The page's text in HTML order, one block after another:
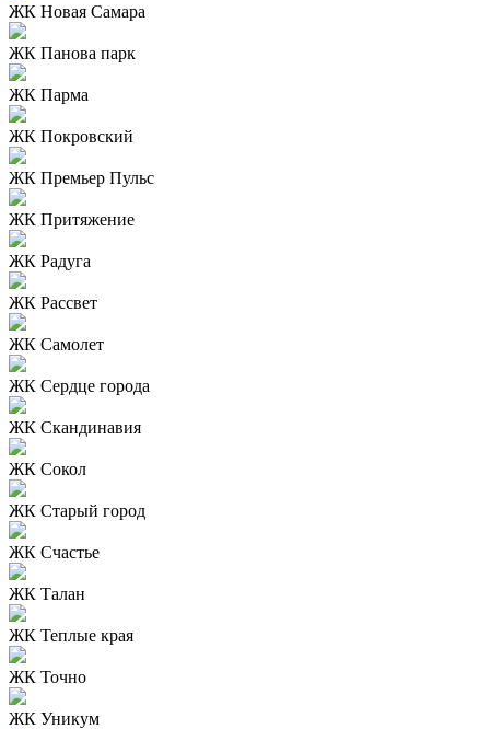
ЖК Новая Самара
ЖК Панова парк
ЖК Парма
ЖК Покровский
ЖК Премьер Пульс
ЖК Притяжение
ЖК Радуга
ЖК Рассвет
ЖК Самолет
ЖК Сердце города
ЖК Скандинавия
ЖК Сокол
ЖК Старый город
ЖК Счастье
ЖК Талан
ЖК Теплые края
ЖК Точно
ЖК Уникум